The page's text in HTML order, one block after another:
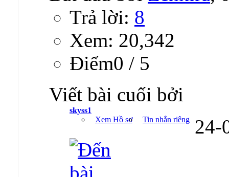
Trả lời: 8
Xem: 20,342
Ðiểm0 / 5
Viết bài cuối bởi
skyss1
Xem Hồ sơ
Tin nhắn riêng 24-